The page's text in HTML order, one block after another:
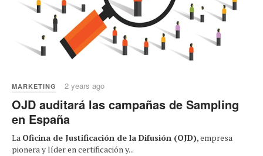
MARKETING 2 years ago
OJD auditará las campañas de Sampling
en España
La Oficina de Justificación de la Difusión (OJD), empresa
pionera y líder en certificación y...